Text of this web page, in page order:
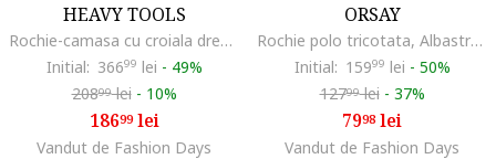
HEAVY TOOLS
Rochie-camasa cu croiala dreapta si maneci 3/4 Voliek, Albastru pastel
Initial: 36699 lei - 49%
20899lei - 10%
18699lei
Vandut de Fashion Days
ORSAY
Rochie polo tricotata, Albastru pastel
Initial: 15999 lei - 50%
12799lei - 37%
7998 lei
Vandut de Fashion Days